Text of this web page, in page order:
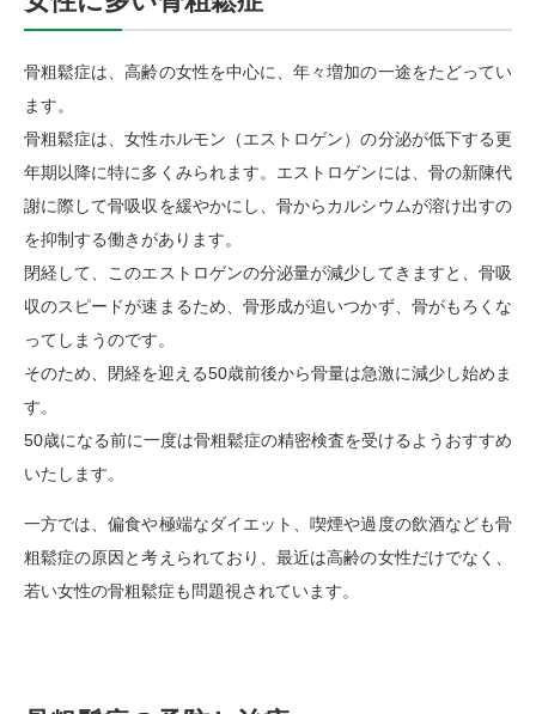
骨粗鬆症は、高齢の女性を中心に、年々増加の一途をたどってい
ます。
骨粗鬆症は、女性ホルモン（エストロゲン）の分泌が低下する更
年期以降に特に多くみられます。エストロゲンには、骨の新陳代
謝に際して骨吸収を緩やかにし、骨からカルシウムが溶け出すの
を抑制する働きがあります。
閉経して、このエストロゲンの分泌量が減少してきますと、骨吸
収のスピードが速まるため、骨形成が追いつかず、骨がもろくな
ってしまうのです。
そのため、閉経を迎える50歳前後から骨量は急激に減少し始めま
す。
50歳になる前に一度は骨粗鬆症の精密検査を受けるようおすすめ
いたします。
一方では、偏食や極端なダイエット、喫煙や過度の飲酒なども骨
粗鬆症の原因と考えられており、最近は高齢の女性だけでなく、
若い女性の骨粗鬆症も問題視されています。